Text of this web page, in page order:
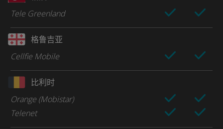
Tele Greenland
格鲁吉亚
Cellfie Mobile
比利时
Orange (Mobistar)
Telenet